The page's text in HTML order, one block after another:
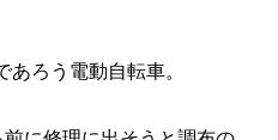
ろう電動自転車。